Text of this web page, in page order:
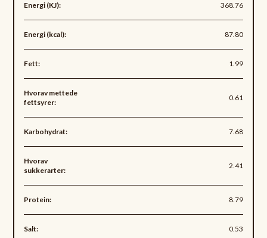
Energi (KJ): 368.76
Energi (kcal): 87.80
Fett: 1.99
Hvorav mettede
fettsyrer:
0.61
Karbohydrat: 7.68
Hvorav
sukkerarter:
2.41
Protein: 8.79
Salt: 0.53